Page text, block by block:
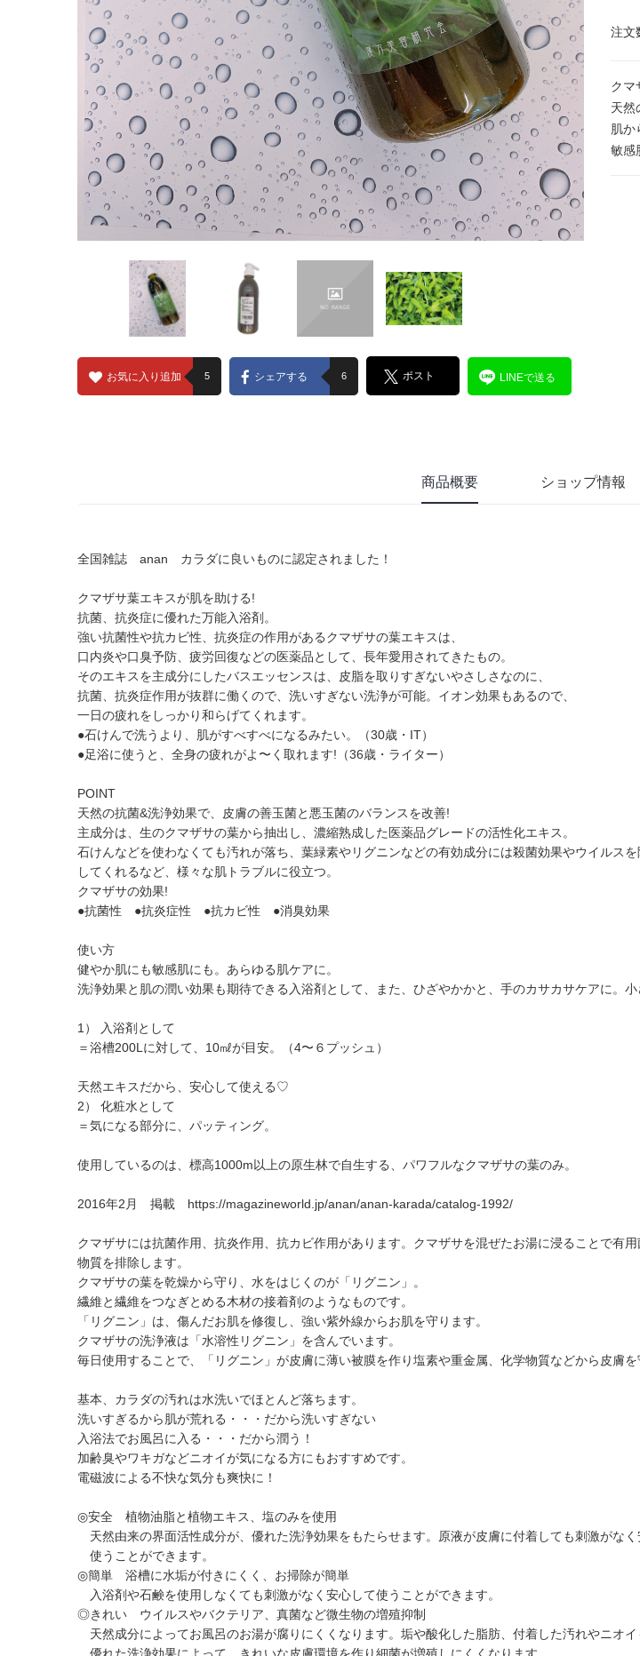
お気に入り追加 5 シェアする 6 ポスト LINEで送る
注文
クマ
天然
肌か
敏感
商品概要 ショップ情報
全国雑誌 anan カラダに良いものに認定されました！
クマザサ葉エキスが肌を助ける!
抗菌、抗炎症に優れた万能入浴剤。
強い抗菌性や抗カビ性、抗炎症の作用があるクマザサの葉エキスは、
口内炎や口臭予防、疲労回復などの医薬品として、長年愛用されてきたもの。
そのエキスを主成分にしたバスエッセンスは、皮脂を取りすぎないやさしさなのに、
抗菌、抗炎症作用が抜群に働くので、洗いすぎない洗浄が可能。イオン効果もあるので、
一日の疲れをしっかり和らげてくれます。
●石けんで洗うより、肌がすべすべになるみたい。（30歳・IT）
●足浴に使うと、全身の疲れがよ〜く取れます!（36歳・ライター）
POINT
天然の抗菌&洗浄効果で、皮膚の善玉菌と悪玉菌のバランスを改善!
主成分は、生のクマザサの葉から抽出し、濃縮熟成した医薬品グレードの活性化エキス。
石けんなどを使わなくても汚れが落ち、葉緑素やリグニンなどの有効成分には殺菌効果やウイルス
してくれるなど、様々な肌トラブルに役立つ。
クマザサの効果!
●抗菌性 ●抗炎症性 ●抗カビ性 ●消臭効果
使い方
健やか肌にも敏感肌にも。あらゆる肌ケアに。
洗浄効果と肌の潤い効果も期待できる入浴剤として、また、ひざやかかと、手のカサカサケアに。
1） 入浴剤として
＝浴槽200Lに対して、10㎖が目安。（4〜６プッシュ）
天然エキスだから、安心して使える♡
2） 化粧水として
＝気になる部分に、パッティング。
使用しているのは、標高1000m以上の原生林で自生する、パワフルなクマザサの葉のみ。
2016年2月 掲載 https://magazineworld.jp/anan/anan-karada/catalog-1992/
クマザサには抗菌作用、抗炎作用、抗カビ作用があります。クマザサを混ぜたお湯に浸ることで有
物質を排除します。
クマザサの葉を乾燥から守り、水をはじくのが「リグニン」。
繊維と繊維をつなぎとめる木材の接着剤のようなものです。
「リグニン」は、傷んだお肌を修復し、強い紫外線からお肌を守ります。
クマザサの洗浄液は「水溶性リグニン」を含んでいます。
毎日使用することで、「リグニン」が皮膚に薄い被膜を作り塩素や重金属、化学物質などから皮膚を
基本、カラダの汚れは水洗いでほとんど落ちます。
洗いすぎるから肌が荒れる・・・だから洗いすぎない
入浴法でお風呂に入る・・・だから潤う！
加齢臭やワキガなどニオイが気になる方にもおすすめです。
電磁波による不快な気分も爽快に！
◎安全 植物油脂と植物エキス、塩のみを使用
天然由来の界面活性成分が、優れた洗浄効果をもたらせます。原液が皮膚に付着しても刺激がなく
使うことができます。
◎簡単 浴槽に水垢が付きにくく、お掃除が簡単
入浴剤や石鹸を使用しなくても刺激がなく安心して使うことができます。
◎きれい ウイルスやバクテリア、真菌など微生物の増殖抑制
天然成分によってお風呂のお湯が腐りにくくなります。垢や酸化した脂肪、付着した汚れやニオイ